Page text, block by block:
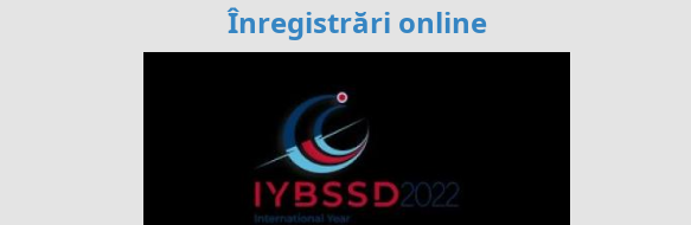
Înregistrări online